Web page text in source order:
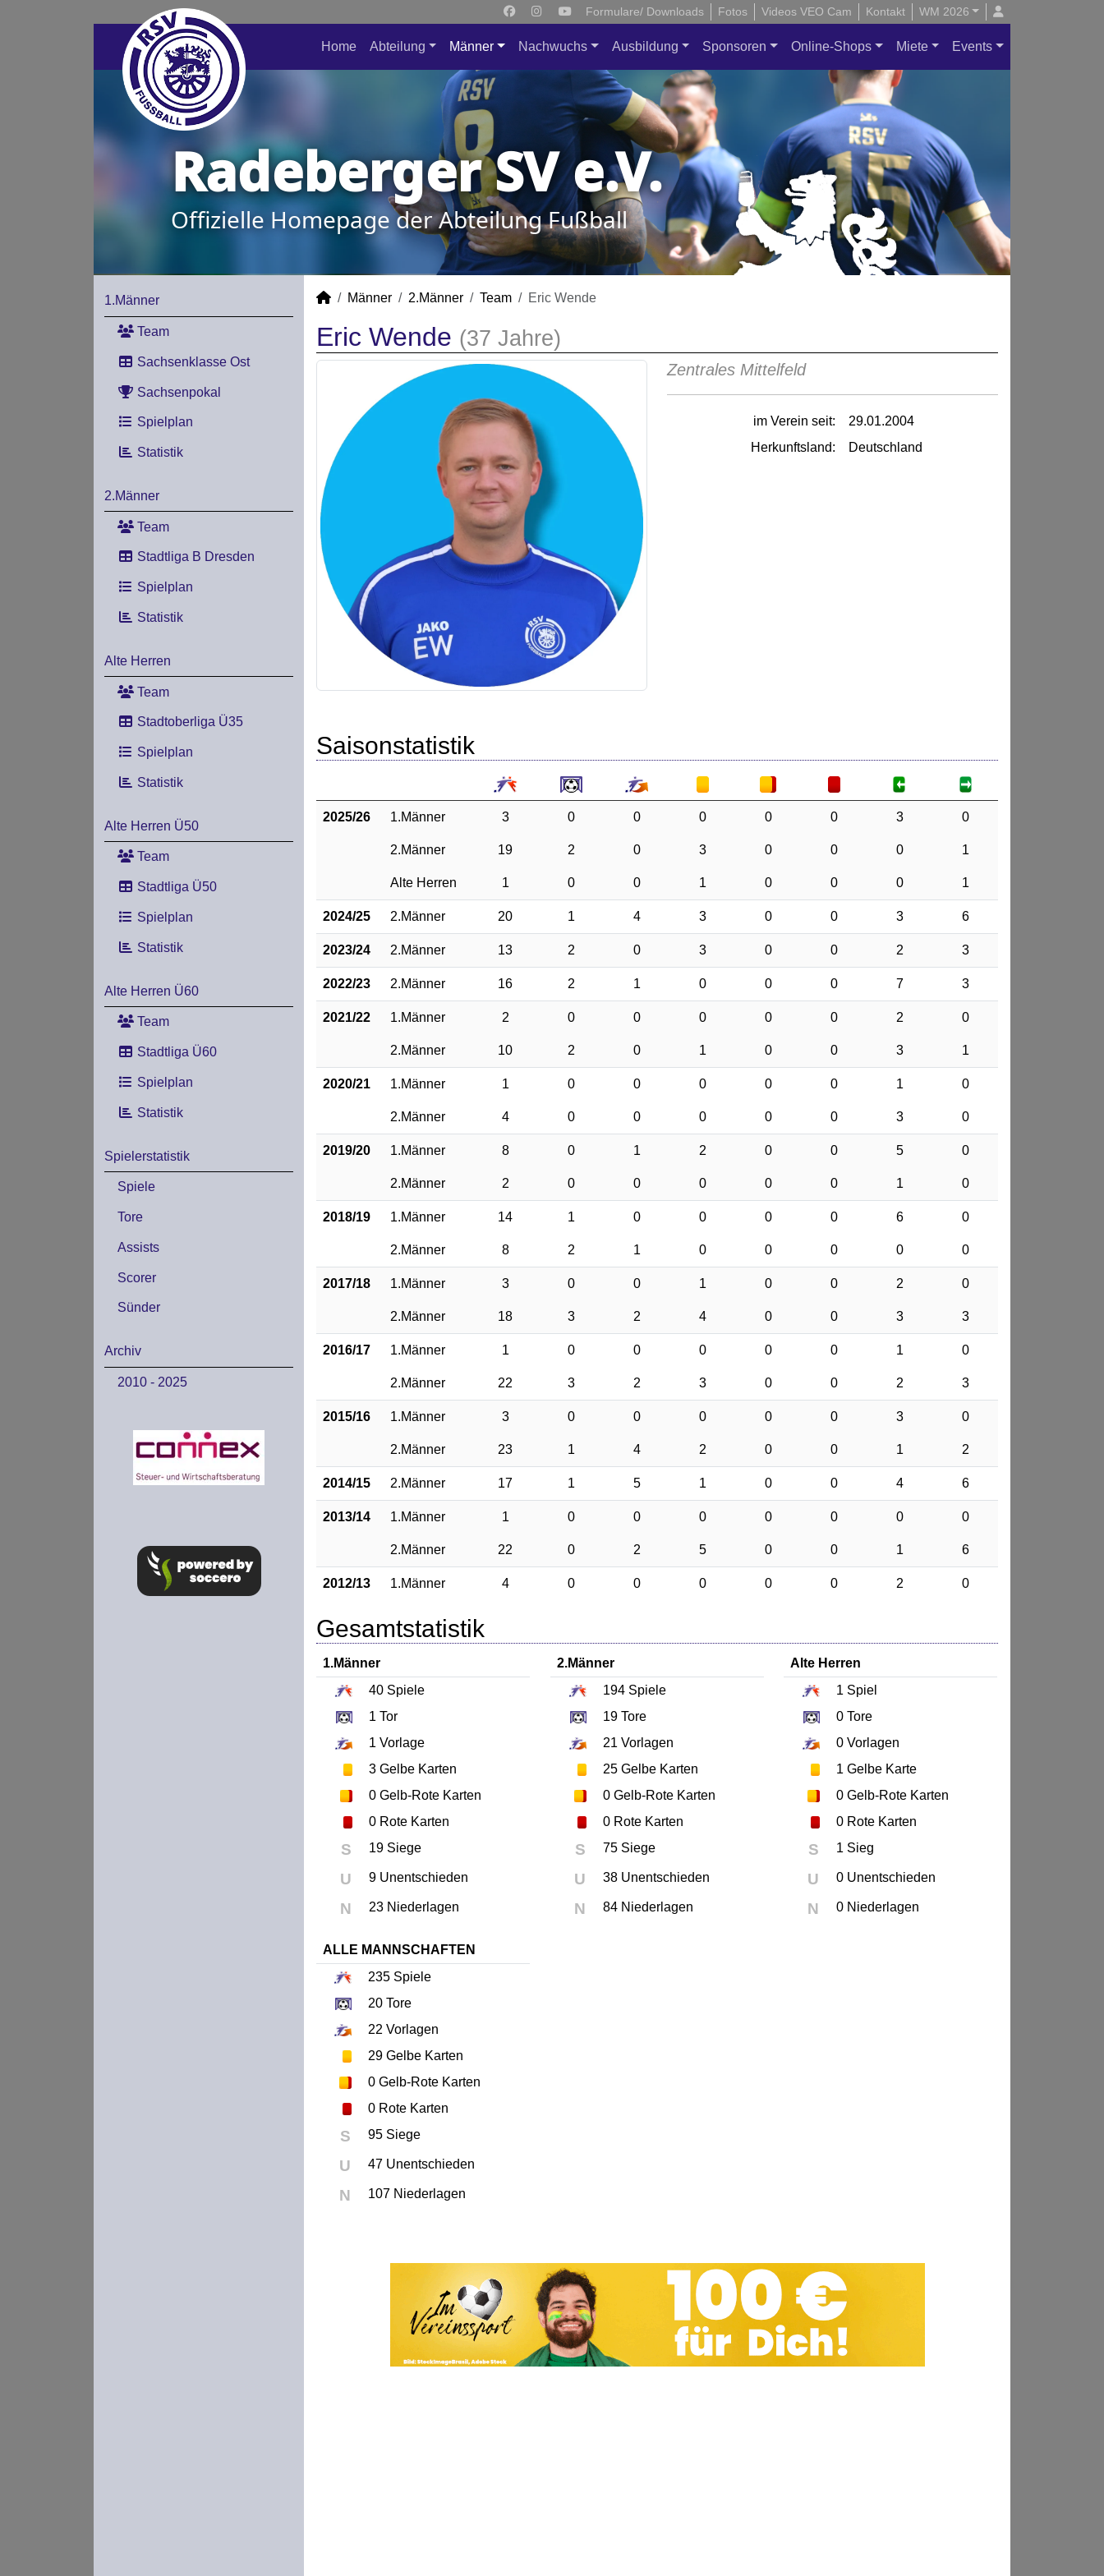
Formulare/ Downloads Fotos Videos VEO Cam Kontakt WM 2026
Home Abteilung Männer Nachwuchs Ausbildung Sponsoren Online-Shops Miete Events
Radeberger SV e.V.
Offizielle Homepage der Abteilung Fußball
1.Männer
Team
Sachsenklasse Ost
Sachsenpokal
Spielplan
Statistik
2.Männer
Team
Stadtliga B Dresden
Spielplan
Statistik
Alte Herren
Team
Stadtoberliga Ü35
Spielplan
Statistik
Alte Herren Ü50
Team
Stadtliga Ü50
Spielplan
Statistik
Alte Herren Ü60
Team
Stadtliga Ü60
Spielplan
Statistik
Spielerstatistik
Spiele
Tore
Assists
Scorer
Sünder
Archiv
2010 - 2025
Männer 2.Männer Team Eric Wende
Eric Wende (37 Jahre)
Zentrales Mittelfeld
im Verein seit:
29.01.2004
Herkunftsland:
Deutschland
Saisonstatistik
2025/26 1.Männer 3 0 0 0 0 0 3 0
2.Männer 19 2 0 3 0 0 0 1
Alte Herren 1 0 0 1 0 0 0 1
2024/25 2.Männer 20 1 4 3 0 0 3 6
2023/24 2.Männer 13 2 0 3 0 0 2 3
2022/23 2.Männer 16 2 1 0 0 0 7 3
2021/22 1.Männer 2 0 0 0 0 0 2 0
2.Männer 10 2 0 1 0 0 3 1
2020/21 1.Männer 1 0 0 0 0 0 1 0
2.Männer 4 0 0 0 0 0 3 0
2019/20 1.Männer 8 0 1 2 0 0 5 0
2.Männer 2 0 0 0 0 0 1 0
2018/19 1.Männer 14 1 0 0 0 0 6 0
2.Männer 8 2 1 0 0 0 0 0
2017/18 1.Männer 3 0 0 1 0 0 2 0
2.Männer 18 3 2 4 0 0 3 3
2016/17 1.Männer 1 0 0 0 0 0 1 0
2.Männer 22 3 2 3 0 0 2 3
2015/16 1.Männer 3 0 0 0 0 0 3 0
2.Männer 23 1 4 2 0 0 1 2
2014/15 2.Männer 17 1 5 1 0 0 4 6
2013/14 1.Männer 1 0 0 0 0 0 0 0
2.Männer 22 0 2 5 0 0 1 6
2012/13 1.Männer 4 0 0 0 0 0 2 0
Gesamtstatistik
1.Männer
40 Spiele
1 Tor
1 Vorlage
3 Gelbe Karten
0 Gelb-Rote Karten
0 Rote Karten
S 19 Siege
U 9 Unentschieden
N 23 Niederlagen
2.Männer
194Spiele
19Tore
21 Vorlagen
25Gelbe Karten
0Gelb-Rote Karten
0Rote Karten
S 75 Siege
U 38 Unentschieden
N 84 Niederlagen
Alte Herren
1 Spiel
0 Tore
0 Vorlagen
1 Gelbe Karte
0 Gelb-Rote Karten
0 Rote Karten
S 1 Sieg
U 0 Unentschieden
N 0 Niederlagen
ALLE MANNSCHAFTEN
235 Spiele
20 Tore
22 Vorlagen
29 Gelbe Karten
0 Gelb-Rote Karten
0 Rote Karten
S 95 Siege
U 47 Unentschieden
N 107 Niederlagen